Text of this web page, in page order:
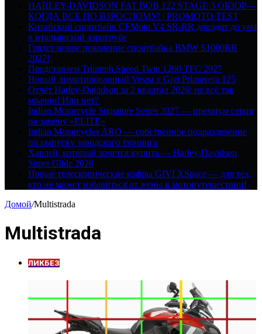
HARLEY-DAVIDSON FAT BOB 122 STAGE 3 ОБЗОР—
КОГДА ВСЕ ПО ВЗРОСЛОМУ! | PROMOTO TEST
Китайский спортбайк CFMoto V4 SR-RR доводят до ума
в итальянской аэротрубе
Грядет новое поколение спортбайка BMW S1000RR
2027!
Представлен Triumph Speed Twin 1200 TFC 2027
Новый лимитированный Vespa x Gigi Primavera 125
Отчёт Harley-Davidson за 2 квартал 2026: не всё так
мрачно! Или нет?
Indian Motorcycle Signature Series 2027 — премиум серия
на замену «ELITE»
Indian Motorcycles ARO — собственное подразделение
по выпуску заводского тюнинга
Харлей, который хочется купить — Harley-Davidson
Super Glide 2026
Новые телескопические кофры GIVI XSpace — для тех,
кто не может избавиться от жены в мотопутешествии!
Домой/Multistrada
Multistrada
ЛИКБЕЗ